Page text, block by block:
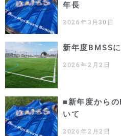
年長
2026年3月30日
新年度BMSS
2026年2月2日
■新年度から
いて
2026年2月2日